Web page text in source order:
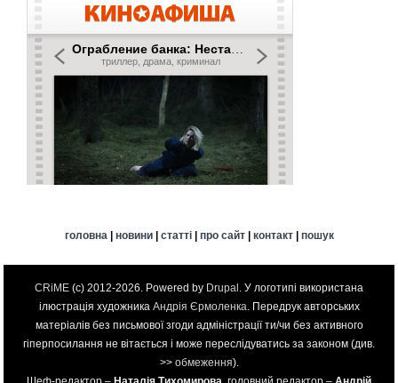
головна| новини| статті| про сайт| контакт| пошук
CRiME (c) 2012-2026. Powered by Drupal. У логотипі використана
ілюстрація художника Андрія Єрмоленка. Передрук авторських
матеріалів без письмової згоди адміністрації ти/чи без активного
гіперпосилання не вітається і може переслідуватись за законом (див.
>> обмеження).